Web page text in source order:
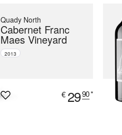
Quady North
Cabernet Franc
Maes Vineyard
2013
€ 2990*